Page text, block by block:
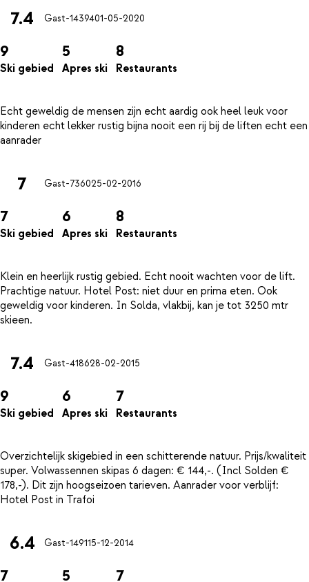
7.4 Gast-1439401-05-2020
9
Ski gebied
5
Apres ski
8
Restaurants
Echt geweldig de mensen zijn echt aardig ook heel leuk voor
kinderen echt lekker rustig bijna nooit een rij bij de liften echt een
7 Gast-736025-02-2016
7
Ski gebied
6
Apres ski
8
Restaurants
Klein en heerlijk rustig gebied. Echt nooit wachten voor de lift.
Prachtige natuur. Hotel Post: niet duur en prima eten. Ook
geweldig voor kinderen. In Solda, vlakbij, kan je tot 3250 mtr
7.4 Gast-418628-02-2015
9
Ski gebied
6
Apres ski
7
Restaurants
Overzichtelijk skigebied in een schitterende natuur. Prijs/kwaliteit
super. Volwassennen skipas 6 dagen: € 144,-. (Incl Solden €
178,-). Dit zijn hoogseizoen tarieven. Aanrader voor verblijf:
6.4 Gast-149115-12-2014
7 5 7